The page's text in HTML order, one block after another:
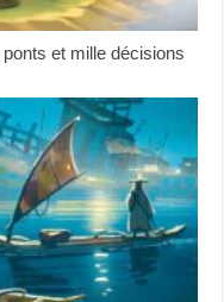
et mille décisions